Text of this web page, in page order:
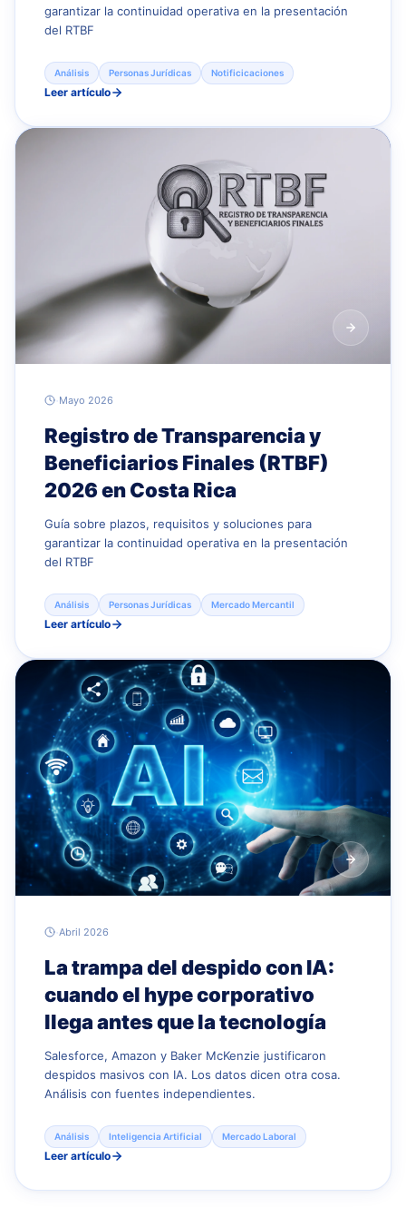
garantizar la continuidad operativa en la presentación
del RTBF
Análisis Personas Jurídicas Notificicaciones
Leer artículo
·Mayo 2026
Registro de Transparencia y
Beneficiarios Finales (RTBF)
2026 en Costa Rica
Guía sobre plazos, requisitos y soluciones para
garantizar la continuidad operativa en la presentación
del RTBF
Análisis Personas Jurídicas Mercado Mercantil
Leer artículo
·Abril 2026
La trampa del despido con IA:
cuando el hype corporativo
llega antes que la tecnología
Salesforce, Amazon y Baker McKenzie justificaron
despidos masivos con IA. Los datos dicen otra cosa.
Análisis con fuentes independientes.
Análisis Inteligencia Artificial Mercado Laboral
Leer artículo